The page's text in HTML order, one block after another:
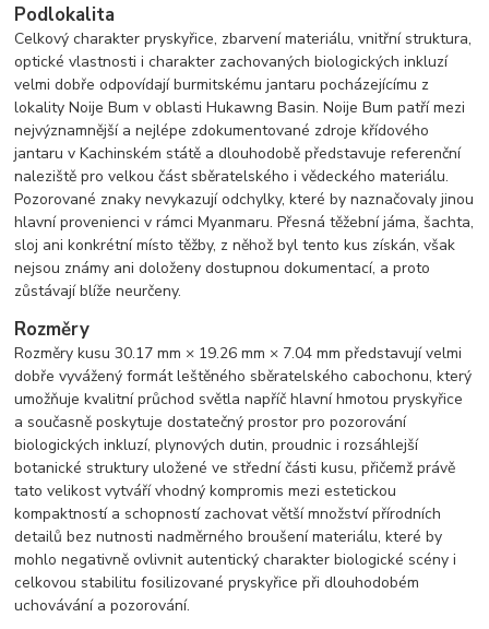
Podlokalita
Celkový charakter pryskyřice, zbarvení materiálu, vnitřní struktura,
optické vlastnosti i charakter zachovaných biologických inkluzí
velmi dobře odpovídají burmitskému jantaru pocházejícímu z
lokality Noije Bum v oblasti Hukawng Basin. Noije Bum patří mezi
nejvýznamnější a nejlépe zdokumentované zdroje křídového
jantaru v Kachinském státě a dlouhodobě představuje referenční
naleziště pro velkou část sběratelského i vědeckého materiálu.
Pozorované znaky nevykazují odchylky, které by naznačovaly jinou
hlavní provenienci v rámci Myanmaru. Přesná těžební jáma, šachta,
sloj ani konkrétní místo těžby, z něhož byl tento kus získán, však
nejsou známy ani doloženy dostupnou dokumentací, a proto
zůstávají blíže neurčeny.
Rozměry
Rozměry kusu 30.17 mm × 19.26 mm × 7.04 mm představují velmi
dobře vyvážený formát leštěného sběratelského cabochonu, který
umožňuje kvalitní průchod světla napříč hlavní hmotou pryskyřice
a současně poskytuje dostatečný prostor pro pozorování
biologických inkluzí, plynových dutin, proudnic i rozsáhlejší
botanické struktury uložené ve střední části kusu, přičemž právě
tato velikost vytváří vhodný kompromis mezi estetickou
kompaktností a schopností zachovat větší množství přírodních
detailů bez nutnosti nadměrného broušení materiálu, které by
mohlo negativně ovlivnit autentický charakter biologické scény i
celkovou stabilitu fosilizované pryskyřice při dlouhodobém
uchovávání a pozorování.